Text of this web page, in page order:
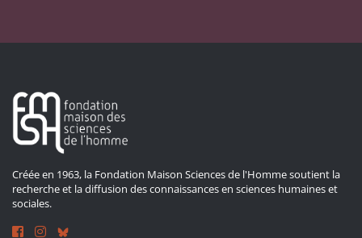
Créée en 1963, la Fondation Maison Sciences de l'Homme soutient la
recherche et la diffusion des connaissances en sciences humaines et
sociales.